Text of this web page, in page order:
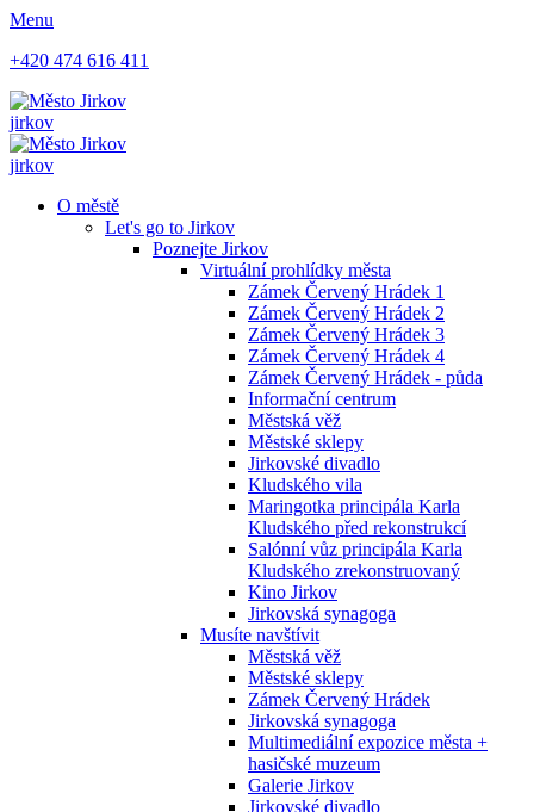
Menu
+420 474 616 411
jirkov
jirkov
O městě
Let's go to Jirkov
Poznejte Jirkov
Virtuální prohlídky města
Zámek Červený Hrádek 1
Zámek Červený Hrádek 2
Zámek Červený Hrádek 3
Zámek Červený Hrádek 4
Zámek Červený Hrádek - půda
Informační centrum
Městská věž
Městské sklepy
Jirkovské divadlo
Kludského vila
Maringotka principála Karla
Kludského před rekonstrukcí
Salónní vůz principála Karla
Kludského zrekonstruovaný
Kino Jirkov
Jirkovská synagoga
Musíte navštívit
Městská věž
Městské sklepy
Zámek Červený Hrádek
Jirkovská synagoga
Multimediální expozice města +
hasičské muzeum
Galerie Jirkov
Jirkovské divadlo